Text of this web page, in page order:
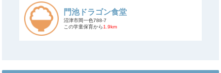
門池ドラゴン食堂
沼津市岡一色788-7
この学童保育から1.9km